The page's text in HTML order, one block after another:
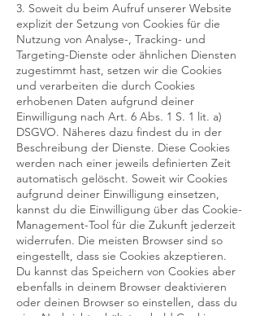
3. Soweit du beim Aufruf unserer Website
explizit der Setzung von Cookies für die
Nutzung von Analyse-, Tracking- und
Targeting-Dienste oder ähnlichen Diensten
zugestimmt hast, setzen wir die Cookies
und verarbeiten die durch Cookies
erhobenen Daten aufgrund deiner
Einwilligung nach Art. 6 Abs. 1 S. 1 lit. a)
DSGVO. Näheres dazu findest du in der
Beschreibung der Dienste. Diese Cookies
werden nach einer jeweils definierten Zeit
automatisch gelöscht. Soweit wir Cookies
aufgrund deiner Einwilligung einsetzen,
kannst du die Einwilligung über das Cookie-
Management-Tool für die Zukunft jederzeit
widerrufen. Die meisten Browser sind so
eingestellt, dass sie Cookies akzeptieren.
Du kannst das Speichern von Cookies aber
ebenfalls in deinem Browser deaktivieren
oder deinen Browser so einstellen, dass du